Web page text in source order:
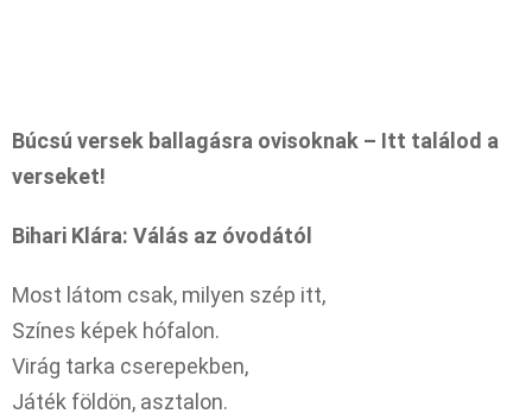
Búcsú versek ballagásra ovisoknak – Itt találod a
verseket!
Bihari Klára: Válás az óvodától
Most látom csak, milyen szép itt,
Színes képek hófalon.
Virág tarka cserepekben,
Játék földön, asztalon.